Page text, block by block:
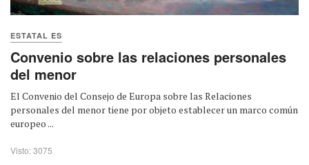
ESTATAL ES
Convenio sobre las relaciones personales
del menor
El Convenio del Consejo de Europa sobre las Relaciones
personales del menor tiene por objeto establecer un marco común
europeo ...
Visto: 3075